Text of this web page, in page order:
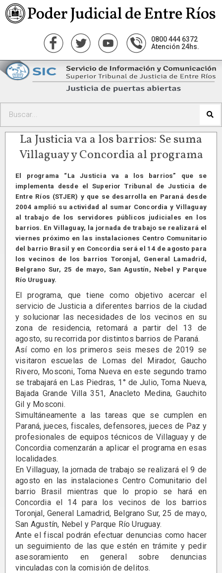
0800 444 6372
Atención 24hs.
La Justicia va a los barrios: Se suma
Villaguay y Concordia al programa
El programa “La Justicia va a los barrios” que se
implementa desde el Superior Tribunal de Justicia de
Entre Ríos (STJER) y que se desarrolla en Paraná desde
2004 amplió su actividad al sumar Concordia y Villaguay
al trabajo de los servidores públicos judiciales en los
barrios. En Villaguay, la jornada de trabajo se realizará el
viernes próximo en las instalaciones Centro Comunitario
del barrio Brasil y en Concordia será el 14 de agosto para
los vecinos de los barrios Toronjal, General Lamadrid,
Belgrano Sur, 25 de mayo, San Agustín, Nebel y Parque
Río Uruguay.
El programa, que tiene como objetivo acercar el
servicio de Justicia a diferentes barrios de la ciudad
y solucionar las necesidades de los vecinos en su
zona de residencia, retomará a partir del 13 de
agosto, su recorrida por distintos barrios de Paraná.
Así como en los primeros seis meses de 2019 se
visitaron escuelas de Lomas del Mirador, Gaucho
Rivero, Mosconi, Toma Nueva en este segundo tramo
se trabajará en Las Piedras, 1° de Julio, Toma Nueva,
Bajada Grande Villa 351, Anacleto Medina, Gauchito
Gil y Mosconi.
Simultáneamente a las tareas que se cumplen en
Paraná, jueces, fiscales, defensores, jueces de Paz y
profesionales de equipos técnicos de Villaguay y de
Concordia comenzarán a aplicar el programa en esas
localidades.
En Villaguay, la jornada de trabajo se realizará el 9 de
agosto en las instalaciones Centro Comunitario del
barrio Brasil mientras que lo propio se hará en
Concordia el 14 para los vecinos de los barrios
Toronjal, General Lamadrid, Belgrano Sur, 25 de mayo,
San Agustín, Nebel y Parque Río Uruguay.
Ante el fiscal podrán efectuar denuncias como hacer
un seguimiento de las que estén en trámite y pedir
asesoramiento en general sobre denuncias
vinculadas con la comisión de delitos.